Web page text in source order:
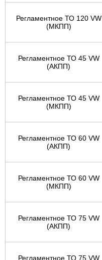
Регламентное ТО 120 VW
(МКПП)
Регламентное ТО 45 VW
(АКПП)
Регламентное ТО 45 VW
(МКПП)
Регламентное ТО 60 VW
(АКПП)
Регламентное ТО 60 VW
(МКПП)
Регламентное ТО 75 VW
(АКПП)
Регламентное ТО 75 VW